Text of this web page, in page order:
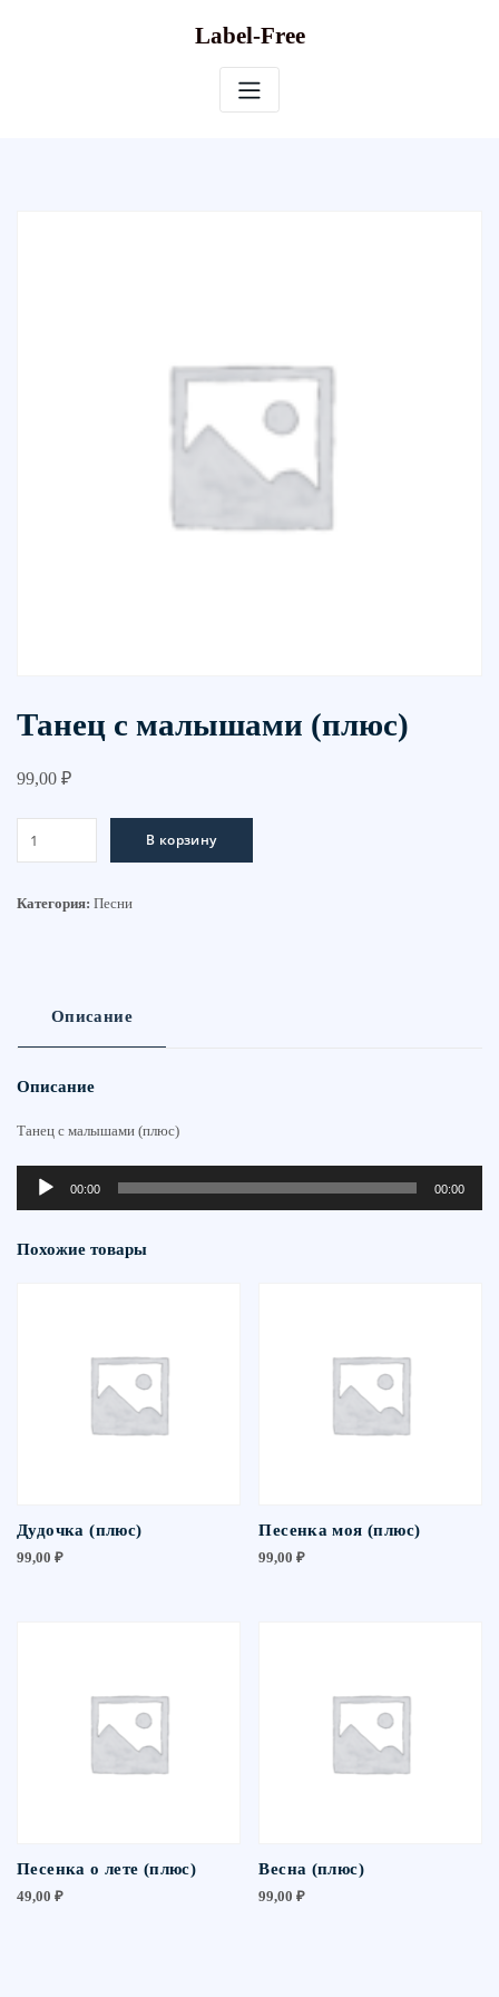
Label-Free
Танец с малышами (плюс)
99,00 ₽
с
В корзину
Категория: Песни
Описание
Описание
Танец с малышами (плюс)
Аудиоплеер
00:00 00:00
Похожие товары
Дудочка (плюс)
99,00 ₽
Песенка моя (плюс)
99,00₽
Песенка о лете (плюс)
49,00 ₽
Весна (плюс)
99,00₽